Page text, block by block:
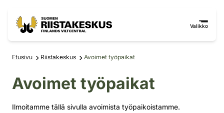
Valikko
Etusivu Riistakeskus Avoimet työpaikat
Avoimet työpaikat
Ilmoitamme tällä sivulla avoimista työpaikoistamme.